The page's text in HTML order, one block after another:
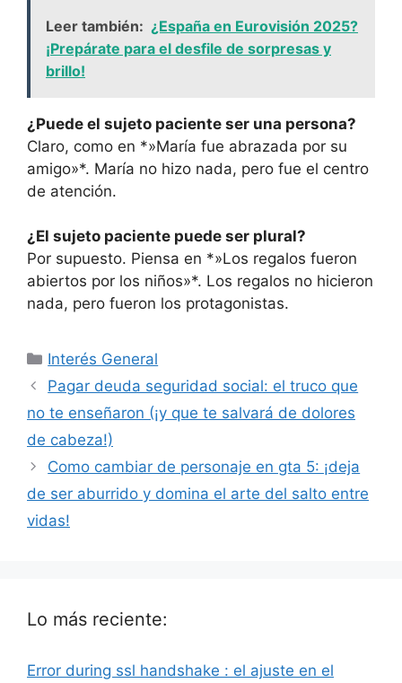
Leer también: ¿España en Eurovisión 2025?
¡Prepárate para el desfile de sorpresas y
brillo!
¿Puede el sujeto paciente ser una persona?
Claro, como en *»María fue abrazada por su
amigo»*. María no hizo nada, pero fue el centro
de atención.
¿El sujeto paciente puede ser plural?
Por supuesto. Piensa en *»Los regalos fueron
abiertos por los niños»*. Los regalos no hicieron
nada, pero fueron los protagonistas.
Categorías
Interés General
Pagar deuda seguridad social: el truco que
no te enseñaron (¡y que te salvará de dolores
de cabeza!)
Como cambiar de personaje en gta 5: ¡deja
de ser aburrido y domina el arte del salto entre
vidas!
Lo más reciente:
Error during ssl handshake : el ajuste en el